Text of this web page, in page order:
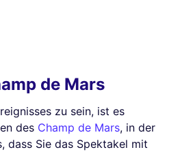
de Mars
zu sein, ist es
des Champ de Mars, in der
dass Sie das Spektakel mit